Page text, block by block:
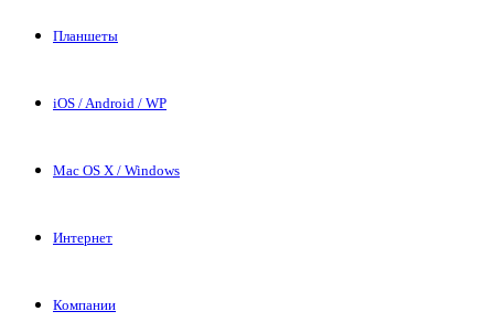
Планшеты
iOS / Android / WP
Mac OS X / Windows
Интернет
Компании